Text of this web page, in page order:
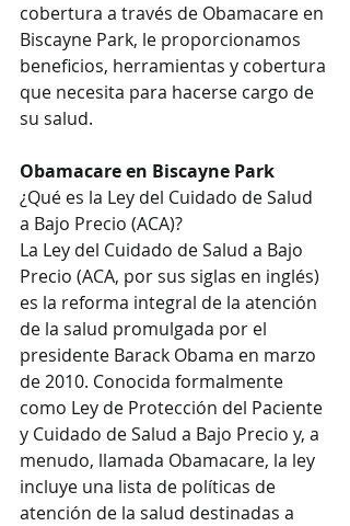
cobertura a través de Obamacare en
Biscayne Park, le proporcionamos
beneficios, herramientas y cobertura
que necesita para hacerse cargo de
su salud.
Obamacare en Biscayne Park
¿Qué es la Ley del Cuidado de Salud
a Bajo Precio (ACA)?
La Ley del Cuidado de Salud a Bajo
Precio (ACA, por sus siglas en inglés)
es la reforma integral de la atención
de la salud promulgada por el
presidente Barack Obama en marzo
de 2010. Conocida formalmente
como Ley de Protección del Paciente
y Cuidado de Salud a Bajo Precio y, a
menudo, llamada Obamacare, la ley
incluye una lista de políticas de
atención de la salud destinadas a